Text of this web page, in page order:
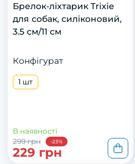
Брелок-ліхтарик Trixie
для собак, силіконовий,
3.5 см/11 см
Конфігурат
1 шт
В наявності
299 грн
-23%
229 грн